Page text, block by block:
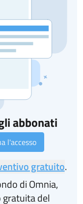
abbonati
l'accesso
gratuito.
di Omnia,
del